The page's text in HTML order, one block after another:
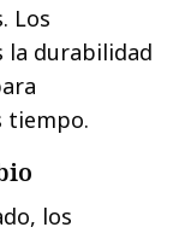
Los
la durabilidad
tiempo.
los